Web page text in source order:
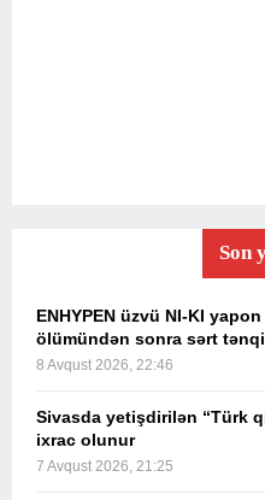
Son
ENHYPEN üzvü NI-KI
ölümündən sonra sərt
8 Avqust 2026, 22:46
Sivasda yetişdirilən “Türk
ixrac olunur
7 Avqust 2026, 21:25